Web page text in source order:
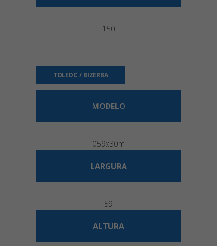
150
TOLEDO / BIZERBA
MODELO
059x30m
LARGURA
59
ALTURA